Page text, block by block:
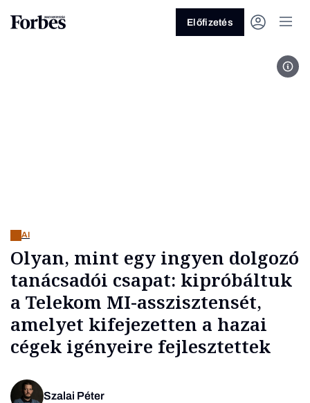
Előfizetés
AI
Olyan, mint egy ingyen dolgozó
tanácsadói csapat: kipróbáltuk
a Telekom MI-asszisztensét,
amelyet kifejezetten a hazai
cégek igényeire fejlesztettek
Szalai Péter